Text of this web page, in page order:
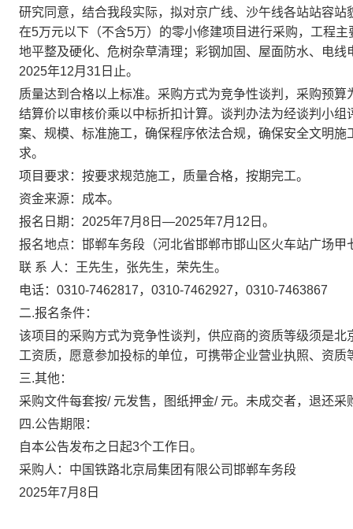
研究同意，结合我段实际，拟对京广线、沙午线各站站容
在5万元以下（不含5万）的零小修建项目进行采购，工程
地平整及硬化、危树杂草清理；彩钢加固、屋面防水、电
2025年12月31日止。
质量达到合格以上标准。采购方式为竞争性谈判 ，采购预算
结算价以审核价乘以中标折扣计算。谈判办法为经谈判小
案、规模、标准施工，确保程序依法合规，确保安全文明
求。
项目要求： 按要求规范施工，质量合格，按期完工。
资金来源： 成本。
报名日期： 2025年7月 8 日 —2025年7月 12 日。
报名地点 ： 邯郸车务段（河北省邯郸市邯山区火车站广场甲
联 系 人： 王先生， 张先生，荣先生。
电话： 0310-7462817， 0310-7462927， 0310-7463867
二.报名条件：
该项目的采购方式为竞争性谈判 ， 供应商的资质等级须是北
工资质，愿意参加投标的单位，可携带企业营业执照、资
三.其他：
采购文件每套按/ 元发售，图纸押金/ 元。未成交者，退还采
四.公告期限：
自本公告发布之日起3个工作日。
采购人： 中国铁路北京局集团有限公司邯郸车务段
2025年7月 8日